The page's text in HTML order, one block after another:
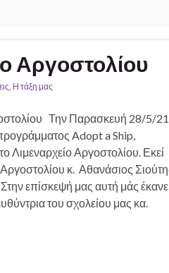
Αργοστολίου
, Η τάξη μας
Την Παρασκευή 28/5/
Adopt a Ship,
Λιμεναρχείο Αργοστολίου. Εκεί
κ. Αθανάσιος
Στην επίσκεψή μας αυτή μάς έκανε
του σχολείου μας κα.